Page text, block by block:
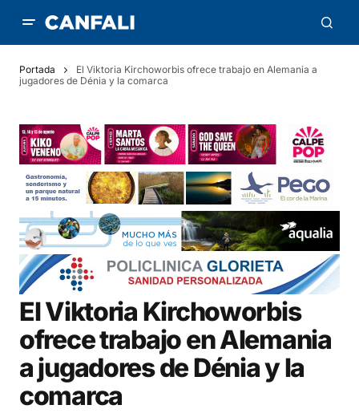
Portada
El Viktoria Kirchoworbis ofrece trabajo en Alemania a
jugadores de Dénia y la comarca
El Viktoria Kirchoworbis
ofrece trabajo en Alemania
a jugadores de Dénia y la
comarca